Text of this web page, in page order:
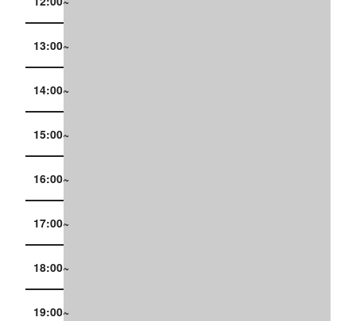
13:00~
14:00~
15:00~
16:00~
17:00~
18:00~
19:00~